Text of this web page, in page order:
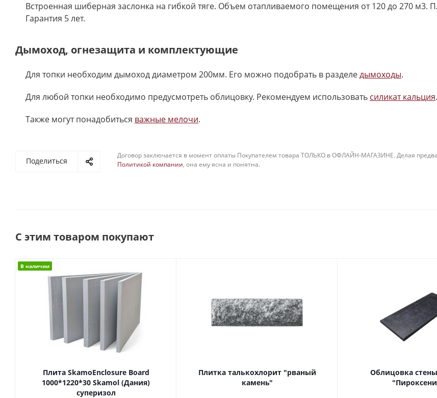
Встроенная шиберная заслонка на гибкой тяге. Объем отапливаемого помещения от 120 до 270
Гарантия 5 лет.
Дымоход, огнезащита и комплектующие
Для топки необходим дымоход диаметром 200мм. Его можно подобрать в разделедымоходы.
Для любой топки необходимо предусмотреть облицовку. Рекомендуем использовать силикат кальция.
Также могут понадобиться важные мелочи.
Поделиться
Договор заключается в момент оплаты Покупателем товара ТОЛЬКО в ОФЛАЙН-МАГАЗИНЕ. Делая
Политикой компании, она ему ясна и понятна.
С этим товаром покупают
В наличии
Плита SkamoEnclosure Board
1000*1220*30 Skamol (Дания)
суперизол
Плитка талькохлорит "рваный
камень"
Облицовка стены плитка